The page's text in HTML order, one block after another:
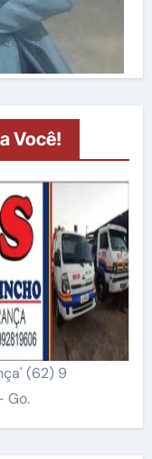
Você!
(62) 9
Go.